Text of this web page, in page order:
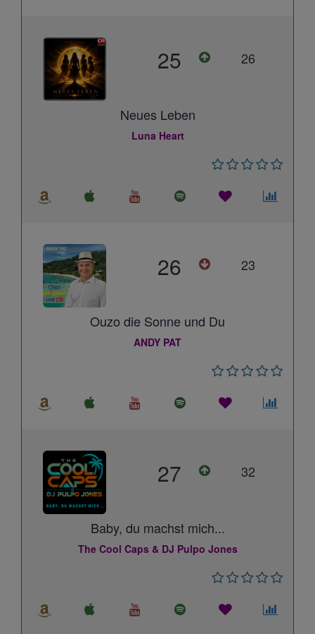
25 26
Neues Leben
Luna Heart
26 23
Ouzo die Sonne und Du
ANDY PAT
27 32
Baby, du machst mich...
The Cool Caps & DJ Pulpo Jones